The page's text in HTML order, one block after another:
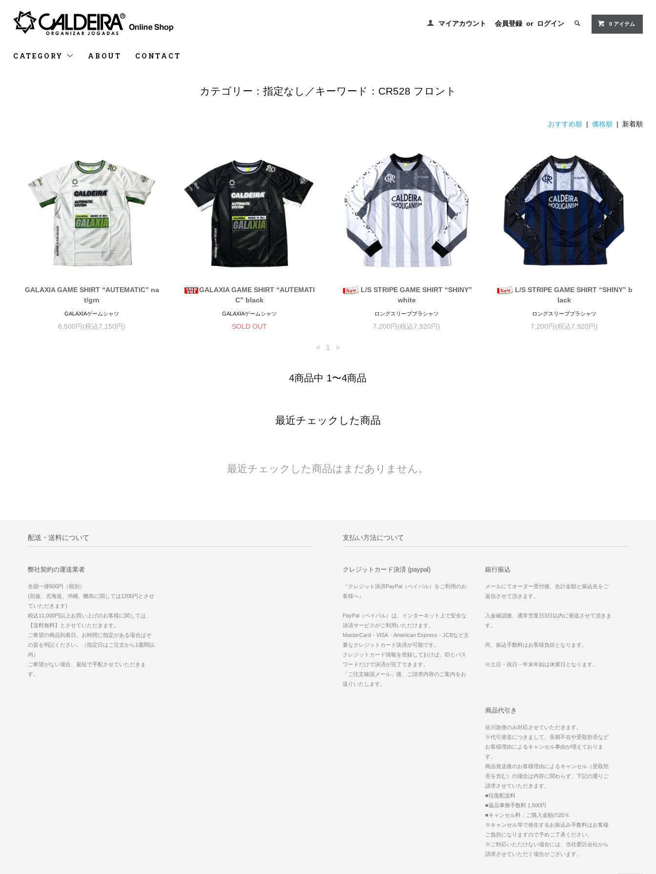
マイアカウント 会員登録 or ログイン 0 アイテム
CATEGORY ABOUT CONTACT
カテゴリー：指定なし／キーワード：CR528 フロント
おすすめ順 |価格順 | 新着順
GALAXIA GAME SHIRT “AUTEMATIC” na
t/grn
GALAXIAゲームシャツ
6,500円(税込7,150円)
GALAXIA GAME SHIRT “AUTEMATI
C” black
GALAXIAゲームシャツ
SOLD OUT
L/S STRIPE GAME SHIRT “SHINY”
white
ロングスリーブプラシャツ
7,200円(税込7,920円)
L/S STRIPE GAME SHIRT “SHINY” b
lack
ロングスリーブプラシャツ
7,200円(税込7,920円)
< 1 >
4商品中 1〜4商品
最近チェックした商品
最近チェックした商品はまだありません。
配送・送料について
弊社契約の運送業者
全国一律600円（税別）
(別途、北海道、沖縄、離島に関しては1200円とさせ
ていただきます)
税込11,000円以上お買い上げのお客様に関しては、
【送料無料】とさせていただきます。
ご希望の商品到着日、お時間に指定がある場合はそ
の旨を明記ください。（指定日はご注文から1週間以
内）
ご希望がない場合、最短で手配させていただきま
す。
支払い方法について
クレジットカード決済 (paypal)
『クレジット決済PayPal（ペイパル）をご利用のお
客様へ』
PayPal（ペイパル）は、インターネット上で安全な
決済サービスがご利用いただけます。
MasterCard・VISA・American Express・JCBなど主
要なクレジットカード決済が可能です。
クレジットカード情報を登録しておけば、IDとパス
ワードだけで決済が完了できます。
「ご注文確認メール」後、ご請求内容のご案内をお
送りいたします。
銀行振込
メールにてオーダー受付後、合計金額と振込先をご
返信させて頂きます。
入金確認後、通常営業日3日以内に発送させて頂きま
す。
尚、振込手数料はお客様負担となります。
※土日・祝日・年末年始は休業日となります。
商品代引き
佐川急便のみ対応させていただきます。
※代引発送につきまして、長期不在や受取拒否など
お客様理由によるキャンセル事由が増えておりま
す。
商品発送後のお客様理由によるキャンセル（受取拒
否を含む）の場合は内容に関わらず、下記の通りご
請求させていただきます。
■往復配送料
■返品事務手数料 1,500円
■キャンセル料：ご購入金額の20％
※キャンセル等で発生するお振込み手数料はお客様
ご負担になりますので予めご了承ください。
※ご対応いただけない場合には、当社委託会社から
請求させていただく場合がございます。